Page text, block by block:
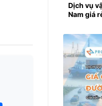
Dịch vụ
Nam giá